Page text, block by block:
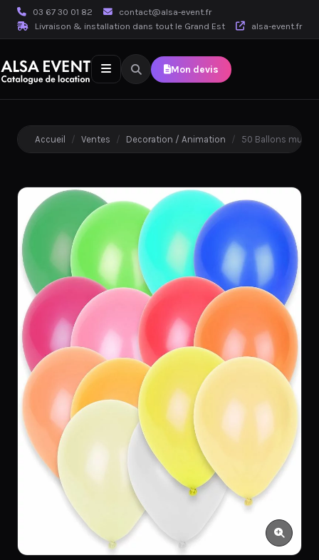
03 67 30 01 82
contact@alsa-event.fr
Livraison & installation dans tout le Grand Est
alsa-event.fr
Mon devis
Accueil / Ventes / Decoration / Animation / 50 Ballons